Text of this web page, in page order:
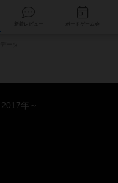
ス
2017年～